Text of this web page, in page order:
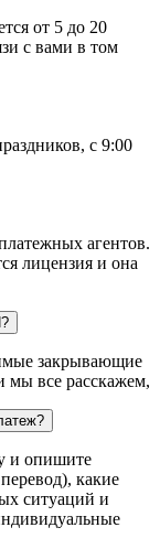
от 5 до 20
с вами в том
с 9:00
агентов.
лицензия и она
закрывающие
мы все расскажем,
и опишите
какие
ситуаций и